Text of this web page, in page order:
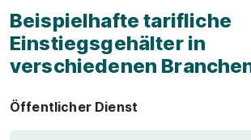
Beispielhafte tarifliche
Einstiegsgehälter in
verschiedenen
Öffentlicher Dienst